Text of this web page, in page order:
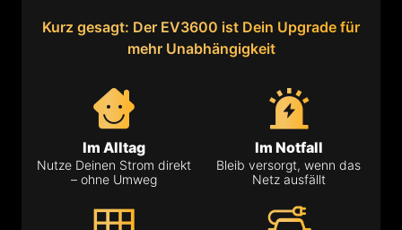
Kurz gesagt: Der EV3600 ist Dein Upgrade für
mehr Unabhängigkeit
Im Alltag
Nutze Deinen Strom direkt
– ohne Umweg
Im Notfall
Bleib versorgt, wenn das
Netz ausfällt